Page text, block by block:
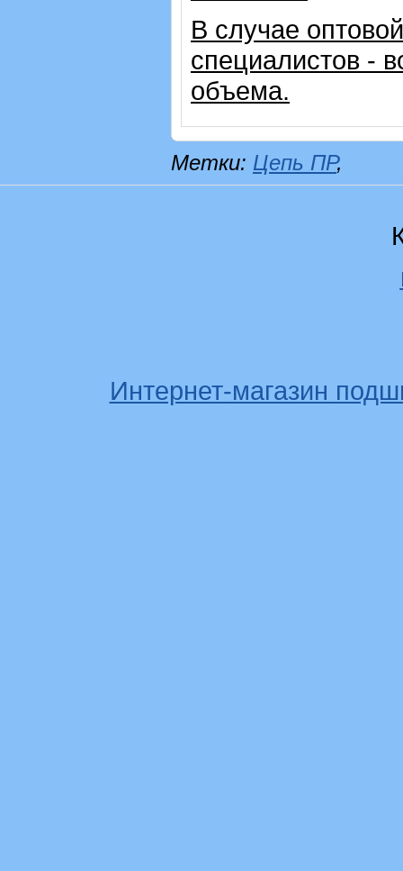
В случае
специалистов -
объема.
Метки: Цепь ПР,
Интернет-магазин